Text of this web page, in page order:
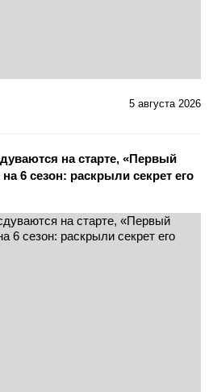
5 августа 2026
на старте, «Первый
6 сезон: раскрыли секрет его